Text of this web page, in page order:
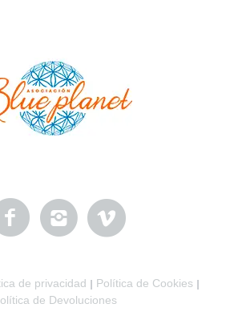
de privacidad Política de Cookies
de Devoluciones